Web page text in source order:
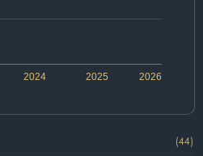
2024 2026
2025
(44)